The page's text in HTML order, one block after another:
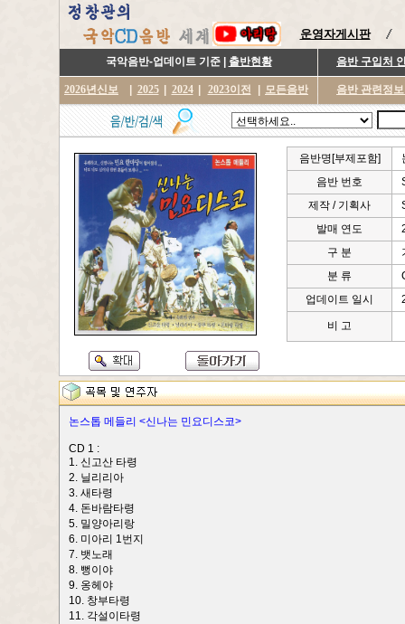
운영자게시판
국악음반-업데이트 기준 | 출반현황 음반 구입처
2026년신보 2025 2024 2023이전 모든음반 음반 관련정
음반명[부제포함]
음반 번호
제작 / 기획사
발매 연도
구 분
분 류
업데이트 일시
비 고
논스톱 메들리 <신나는 민요디스코>
CD 1 :
1. 신고산 타령
2. 닐리리아
3. 새타령
4. 돈바람타령
5. 밀양아리랑
6. 미아리 1번지
7. 뱃노래
8. 뻥이야
9. 옹헤야
10. 창부타령
11. 각설이타령